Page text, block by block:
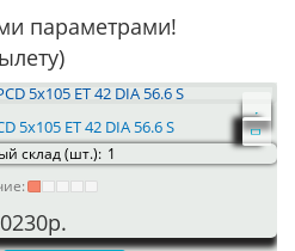
параметрами!
5x105 ET 42 DIA 56.6 S
склад (шт.): 1